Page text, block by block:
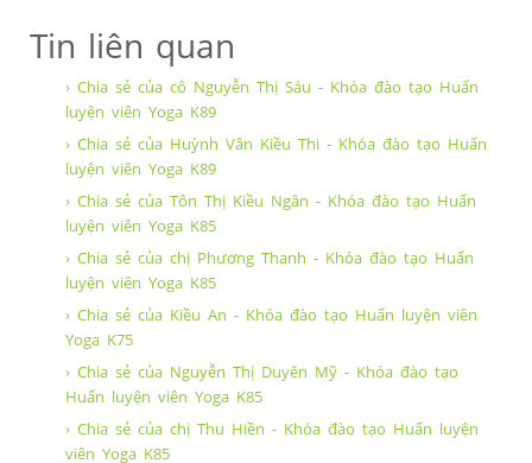
Tin liên quan
› Chia sẻ của cô Nguyễn Thị Sáu - Khóa đào tạo Huấn
luyện viên Yoga K89
› Chia sẻ của Huỳnh Vân Kiều Thi - Khóa đào tạo Huấn
luyện viên Yoga K89
› Chia sẻ của Tôn Thị Kiều Ngân - Khóa đào tạo Huấn
luyện viên Yoga K85
› Chia sẻ của chị Phương Thanh - Khóa đào tạo Huấn
luyện viên Yoga K85
› Chia sẻ của Kiều An - Khóa đào tạo Huấn luyện viên
Yoga K75
› Chia sẻ của Nguyễn Thị Duyên Mỹ - Khóa đào tạo
Huấn luyện viên Yoga K85
› Chia sẻ của chị Thu Hiền - Khóa đào tạo Huấn luyện
viên Yoga K85